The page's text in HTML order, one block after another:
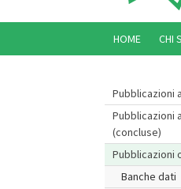
Pubblicazioni
Pubblicazioni
(concluse)
Pubblicazioni
Banche dati
HOME CHI